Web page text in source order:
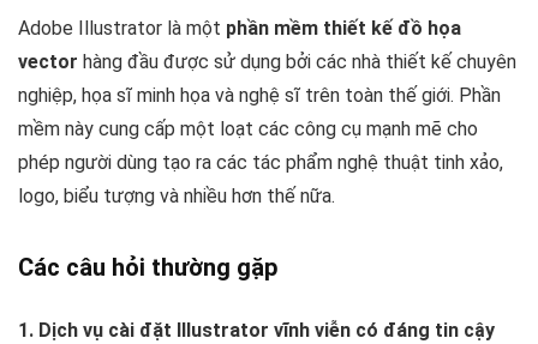
Adobe Illustrator là một phần mềm thiết kế đồ họa
vector hàng đầu được sử dụng bởi các nhà thiết kế chuyên
nghiệp, họa sĩ minh họa và nghệ sĩ trên toàn thế giới. Phần
mềm này cung cấp một loạt các công cụ mạnh mẽ cho
phép người dùng tạo ra các tác phẩm nghệ thuật tinh xảo,
logo, biểu tượng và nhiều hơn thế nữa.
Các câu hỏi thường gặp
1. Dịch vụ cài đặt Illustrator vĩnh viễn có đáng tin cậy